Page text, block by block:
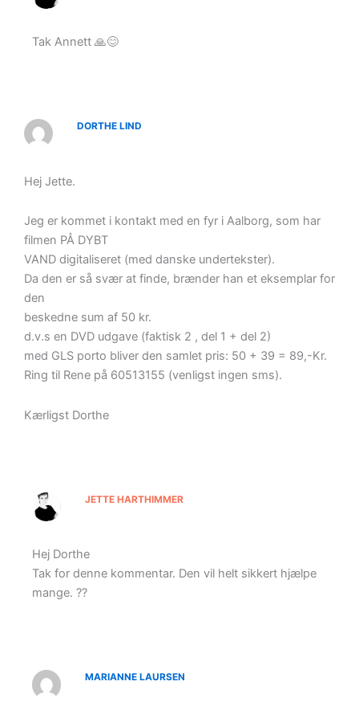
Tak Annett 🙏😊
DORTHE LIND
Hej Jette.
Jeg er kommet i kontakt med en fyr i Aalborg, som har
filmen PÅ DYBT
VAND digitaliseret (med danske undertekster).
Da den er så svær at finde, brænder han et eksemplar for
den
beskedne sum af 50 kr.
d.v.s en DVD udgave (faktisk 2 , del 1 + del 2)
med GLS porto bliver den samlet pris: 50 + 39 = 89,-Kr.
Ring til Rene på 60513155 (venligst ingen sms).
Kærligst Dorthe
JETTE HARTHIMMER
Hej Dorthe
Tak for denne kommentar. Den vil helt sikkert hjælpe
mange. ??
MARIANNE LAURSEN